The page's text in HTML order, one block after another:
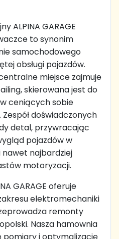
ALPINA GARAGE
to synonim
samochodowego
obsługi pojazdów.
miejsce zajmuje
skierowana jest do
ceniących sobie
Zespół doświadczonych
detal, przywracając
pojazdów w
najbardziej
motoryzacji.
GARAGE oferuje
elektromechaniki
remonty
Nasza hamownia